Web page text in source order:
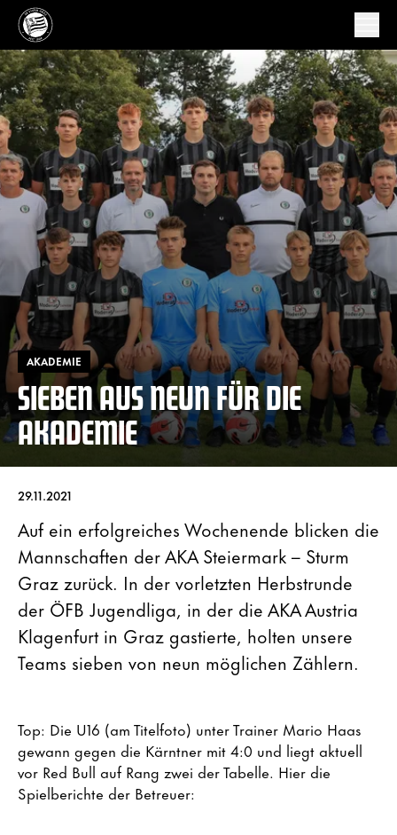
AKADEMIE
SIEBEN AUS NEUN FÜR DIE
AKADEMIE
29.11.2021
Auf ein erfolgreiches Wochenende blicken die
Mannschaften der AKA Steiermark – Sturm
Graz zurück. In der vorletzten Herbstrunde
der ÖFB Jugendliga, in der die AKA Austria
Klagenfurt in Graz gastierte, holten unsere
Teams sieben von neun möglichen Zählern.
Top: Die U16 (am Titelfoto) unter Trainer Mario Haas
gewann gegen die Kärntner mit 4:0 und liegt aktuell
vor Red Bull auf Rang zwei der Tabelle. Hier die
Spielberichte der Betreuer: